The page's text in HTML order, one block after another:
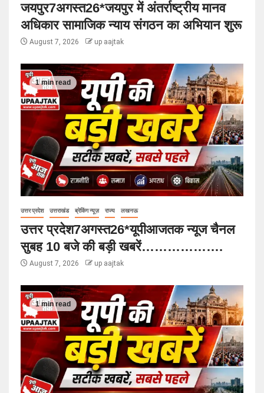
जयपुर7अगस्त26*जयपुर में अंतर्राष्ट्रीय मानव
अधिकार सामाजिक न्याय संगठन का अभियान शुरू
August 7, 2026 up aajtak
1 min read
उत्तर प्रदेश उत्तराखंड ब्रेकिंग न्यूज़ राज्य लखनऊ
उत्तर प्रदेश7अगस्त26*यूपीआजतक न्यूज चैनल
सुबह 10 बजे की बड़ी खबरें……………….
August 7, 2026 up aajtak
1 min read